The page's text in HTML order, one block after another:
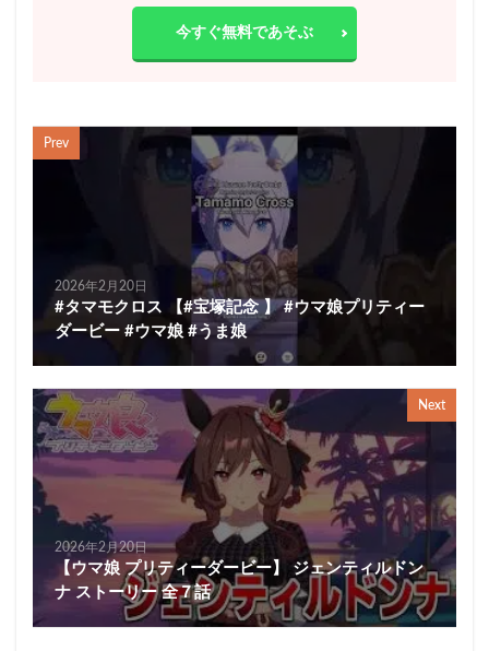
今すぐ無料であそぶ
Prev
2026年2月20日
#タマモクロス 【#宝塚記念 】 #ウマ娘プリティー
ダービー #ウマ娘 #うま娘
Next
2026年2月20日
【ウマ娘 プリティーダービー】 ジェンティルドン
ナ ストーリー 全７話